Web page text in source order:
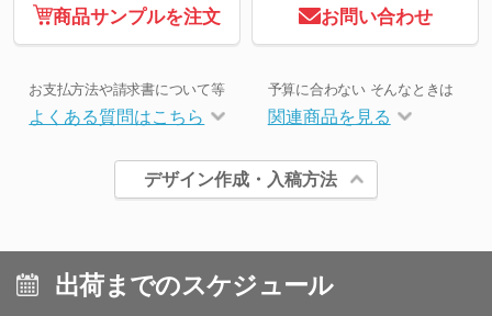
商品サンプルを注文 お問い合わせ
お支払方法や請求書について等
よくある質問はこちら
予算に合わない そんなときは
関連商品を見る
デザイン作成・入稿方法
出荷までのスケジュール